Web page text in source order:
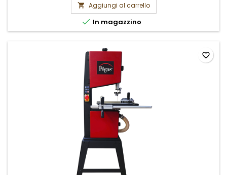
 Aggiungi al carrello
 In magazzino
favorite_border